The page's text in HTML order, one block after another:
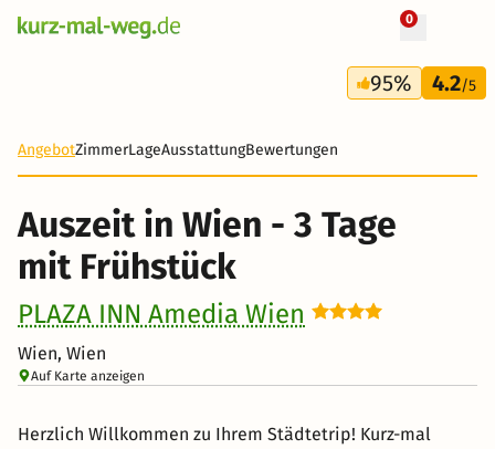
0
3 Tage
83 €
95% 4.2/5
AngebotZimmerLageAusstattungBewertungen
Auszeit in Wien - 3 Tage
mit Frühstück
PLAZA INN Amedia Wien
Wien, Wien
Auf Karte anzeigen
Herzlich Willkommen zu Ihrem Städtetrip! Kurz-mal